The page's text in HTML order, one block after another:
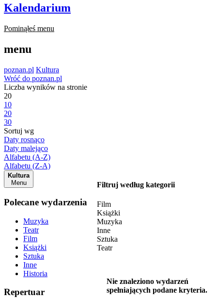
Kalendarium
Pominąłeś menu
menu
poznan.pl Kultura
Wróć do poznan.pl
Liczba wyników na stronie
20
10
20
30
Sortuj wg
Daty rosnąco
Daty malejąco
Alfabetu (A-Z)
Alfabetu (Z-A)
Kultura
Menu
Polecane wydarzenia
Muzyka
Teatr
Film
Książki
Sztuka
Inne
Historia
Repertuar
Filtruj według kategorii
Film
Książki
Muzyka
Inne
Sztuka
Teatr
Nie znaleziono wydarzeń
spełniających podane kryteria.